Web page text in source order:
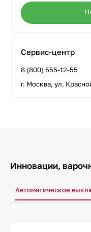
Сервис-центр
8 (800) 555-12-55
г. Москва, ул.
Инновации,
Автоматическое